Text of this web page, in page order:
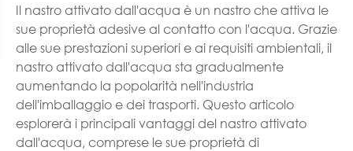
Il nastro attivato dall'acqua è un nastro che attiva le
sue proprietà adesive al contatto con l'acqua. Grazie
alle sue prestazioni superiori e ai requisiti ambientali, il
nastro attivato dall'acqua sta gradualmente
aumentando la popolarità nell'industria
dell'imballaggio e dei trasporti. Questo articolo
esplorerà i principali vantaggi del nastro attivato
dall'acqua, comprese le sue proprietà di